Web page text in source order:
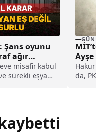
Şans oyunu
ağır
misafir kabul
sürekli eşya
Ayşe
Hakurk
da,